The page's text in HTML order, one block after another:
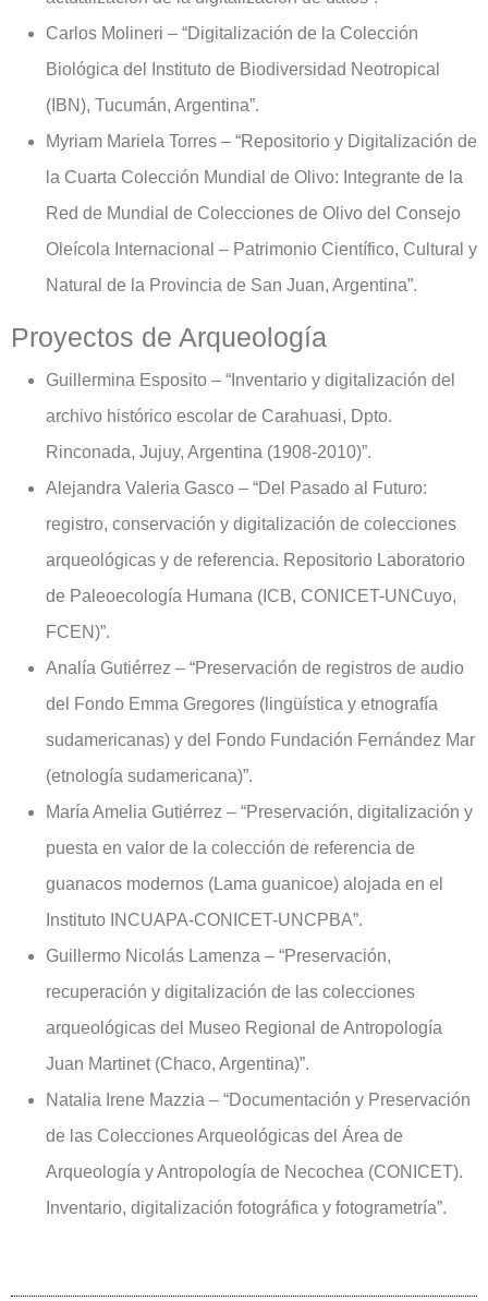
Carlos Molineri – “Digitalización de la Colección
Biológica del Instituto de Biodiversidad Neotropical
(IBN), Tucumán, Argentina”.
Myriam Mariela Torres – “Repositorio y Digitalización de
la Cuarta Colección Mundial de Olivo: Integrante de la
Red de Mundial de Colecciones de Olivo del Consejo
Oleícola Internacional – Patrimonio Científico, Cultural y
Natural de la Provincia de San Juan, Argentina”.
Proyectos de Arqueología
Guillermina Esposito – “Inventario y digitalización del
archivo histórico escolar de Carahuasi, Dpto.
Rinconada, Jujuy, Argentina (1908-2010)”.
Alejandra Valeria Gasco – “Del Pasado al Futuro:
registro, conservación y digitalización de colecciones
arqueológicas y de referencia. Repositorio Laboratorio
de Paleoecología Humana (ICB, CONICET-UNCuyo,
FCEN)”.
Analía Gutiérrez – “Preservación de registros de audio
del Fondo Emma Gregores (lingüística y etnografía
sudamericanas) y del Fondo Fundación Fernández Mar
(etnología sudamericana)”.
María Amelia Gutiérrez – “Preservación, digitalización y
puesta en valor de la colección de referencia de
guanacos modernos (Lama guanicoe) alojada en el
Instituto INCUAPA-CONICET-UNCPBA”.
Guillermo Nicolás Lamenza – “Preservación,
recuperación y digitalización de las colecciones
arqueológicas del Museo Regional de Antropología
Juan Martinet (Chaco, Argentina)”.
Natalia Irene Mazzia – “Documentación y Preservación
de las Colecciones Arqueológicas del Área de
Arqueología y Antropología de Necochea (CONICET).
Inventario, digitalización fotográfica y fotogrametría”.